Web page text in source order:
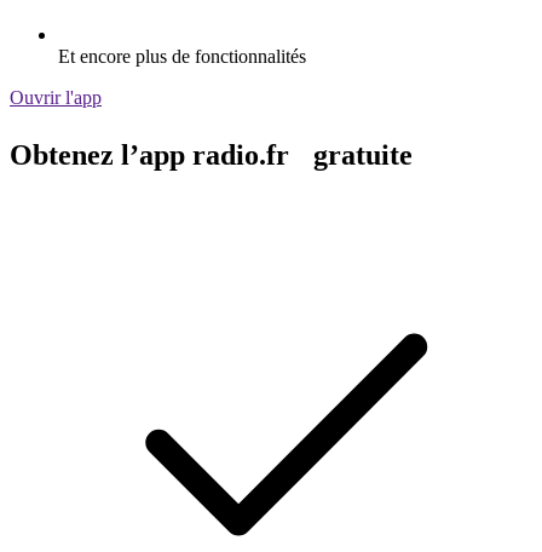
Et encore plus de fonctionnalités
Ouvrir l'app
Obtenez l’app radio.fr gratuite